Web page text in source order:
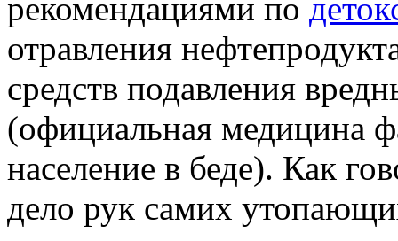
рекомендациями по
отравления
средств подавления
(официальная медицина
население в беде). Как
дело рук самих